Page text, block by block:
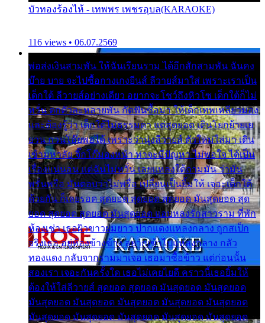
บัวทองร้องไห้ - เทพพร เพชรอุบล(KARAOKE)
116 views • 06.07.2569
พ่อส่งเงินสามพัน ให้ฉันเรียนราม ได้อีกสักสามพัน ฉันคง
บ๊าย บาย จะไปซื้อกางเกงยีนส์ ลีวายส์มาใส่ เพราะเราเป็น
เด็กใต้ ลีวายส์อย่างเดียว อยากจะโชว์ถึงหิวโซ เด็กใต้ก็ไม่
หวั่น ตกตัวละหลายพัน กัดฟันซื้อมา ให้เด็กเทพเหลียวมอง
และต้องรู้ว่า เด็กใต้ไม่ธรรมดา แต่สุดยอด เดินโยกย้ายเย
ยวน กวนโอ๊ยพอได้ เพราะว่านุ่งลีวายส์ ตัวใหม่ใส่มา เดิน
เข้ามหาลัย จิ๊กโก๊มองหน้า ท่าจะมีปัญหา ไม่พอใจ ได้เป็น
เรื่องแน่นอน แต่ฉันไม่หวั่น เลยแหลงใต้ถามมัน ว่ามัน
พรั่นพรือ มันตอบว่าไม่พรื่อ เปลี่ยนเป็นยิ้มให้ เจอะเด็กใต้
ด้วยกัน ก็เลยรอด สุดยอด สุดยอด สุดยอด มันสุดยอด สุด
ยอด สุดยอด สุดยอด มันสุดยอด แอบหลงรักสาวราม ที่พัก
ห้องเช่า เธอผิวขาวผมยาว ปากแดงแหลงกลาง ถูกสเป็ก
จริงเธอ อยู่ห้องข้างข้าง อยากเข้าไปแหลงกลาง กลัว
ทองแดง กลับจากรามมาเจอ เธอมาซื้อข้าว แต่ก่อนนั้น
สองเรา เจอะกันครั้งใด เธอไม่เคยไยดี คราวนี้เธอยิ้มให้
ต้องให้ใส่ลีวายส์ สุดยอด สุดยอด มันสุดยอด มันสุดยอด
มันสุดยอด มันสุดยอด มันสุดยอด มันสุดยอด มันสุดยอด
มันสุดยอด มันสุดยอด มันสุดยอด มันสุดยอด มันสุดยอด